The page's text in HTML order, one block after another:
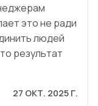
это не ради
людей
результат
27 ОКТ. 2025 Г.